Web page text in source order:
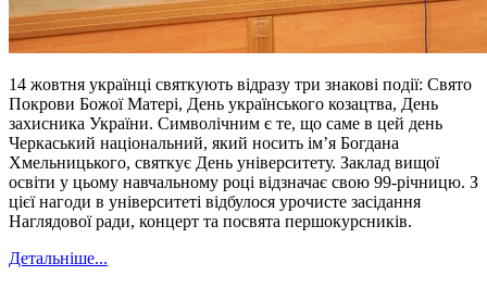
14 жовтня українці святкують відразу три знакові події: Свято
Покрови Божої Матері, День українського козацтва, День
захисника України. Символічним є те, що саме в цей день
Черкаський національний, який носить ім’я Богдана
Хмельницького, святкує День університету. Заклад вищої
освіти у цьому навчальному році відзначає свою 99-річницю. З
цієї нагоди в університеті відбулося урочисте засідання
Наглядової ради, концерт та посвята першокурсників.
Детальніше...